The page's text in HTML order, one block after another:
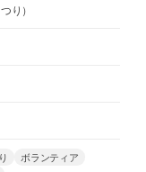
り）
ボランティア